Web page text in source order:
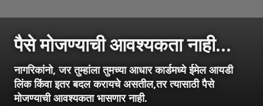
पैसे मोजण्याची आवश्यकता नाही...
नागरिकांनो, जर तुम्हांला तुमच्या आधार कार्डमध्ये ईमेल आयडी
लिंक किंवा इतर बदल करायचे असतील,तर त्यासाठी पैसे
मोजण्याची आवश्यकता भासणार नाही.